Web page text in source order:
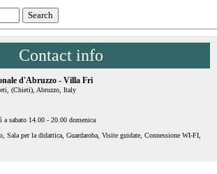
Contact info
d'Abruzzo - Villa Fri
(Chieti), Abruzzo, Italy
a sabato 14.00 - 20.00 domenica
Sala per la didattica, Guardaroba, Visite guidate, Connessione WI-FI,